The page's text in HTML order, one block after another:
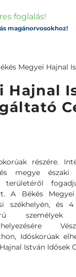
foglalás!
magánorvosokhoz!
Megyei Hajnal
Hajnal
részére.
megye
területéről
A Békés
székhelyén, és 4
személyek
Időskorúak
István Idősek